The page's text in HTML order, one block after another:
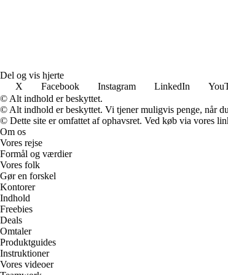
Del og vis hjerte
X
Facebook Instagram LinkedIn
© Alt indhold er beskyttet.
© Alt indhold er beskyttet. Vi tjener muligvis penge, når
© Dette site er omfattet af ophavsret. Ved køb via vores
Om os
Vores rejse
Formål og værdier
Vores folk
Gør en forskel
Kontorer
Indhold
Freebies
Deals
Omtaler
Produktguides
Instruktioner
Vores videoer